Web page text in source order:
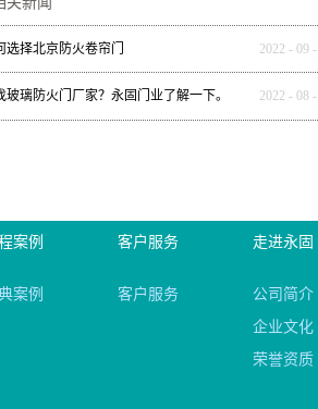
选择北京防火卷帘门 2022 - 09 -
玻璃防火门厂家？永固门业了解一下。 2022 - 08 -
案例
案例
客户服务
客户服务
走进永固
公司简介
企业文化
荣誉资质